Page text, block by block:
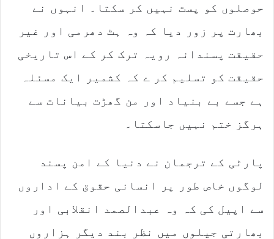
حوصلوں کو پست نہیں کر سکتا۔ انہوں نے
بھارت پر زور دیا کہ وہ ہٹ دھرمی اور غیر
حقیقت پسندانہ رویہ ترک کر کے اس تاریخی
حقیقت کو تسلیم کر ے کہ کشمیر ایک مسئلہ
ہے جسے بے بنیاد اور من گھڑت بیانات سے
ہرگز ختم نہیں جاسکتا۔
پارٹی کے ترجمان نے دنیا کے امن پسند
لوگوں خاص طور پر انسانی حقوق کے اداروں
سے اپیل کی کہ وہ عبدالصمد انقلابی اور
بھارتی جیلوں میں نظر بند دیگر ہزاروں